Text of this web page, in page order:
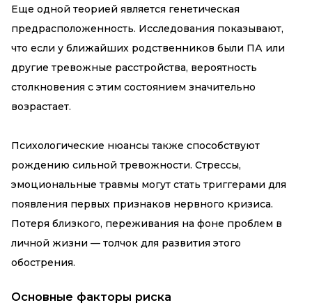
Еще одной теорией является генетическая
предрасположенность. Исследования показывают,
что если у ближайших родственников были ПА или
другие тревожные расстройства, вероятность
столкновения с этим состоянием значительно
возрастает.
Психологические нюансы также способствуют
рождению сильной тревожности. Стрессы,
эмоциональные травмы могут стать триггерами для
появления первых признаков нервного кризиса.
Потеря близкого, переживания на фоне проблем в
личной жизни — толчок для развития этого
обострения.
Основные факторы риска